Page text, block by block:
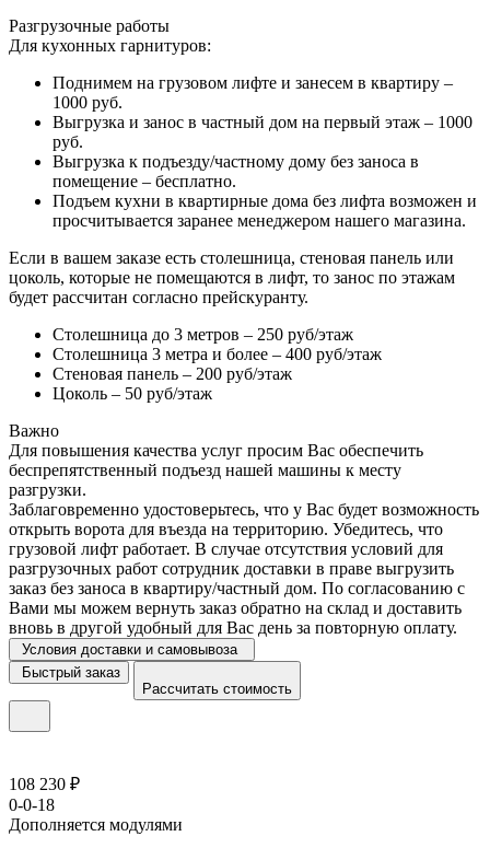
Разгрузочные работы
Для кухонных гарнитуров:
Поднимем на грузовом лифте и занесем в квартиру –
1000 руб.
Выгрузка и занос в частный дом на первый этаж – 1000
руб.
Выгрузка к подъезду/частному дому без заноса в
помещение – бесплатно.
Подъем кухни в квартирные дома без лифта возможен и
просчитывается заранее менеджером нашего магазина.
Если в вашем заказе есть столешница, стеновая панель или
цоколь, которые не помещаются в лифт, то занос по этажам
будет рассчитан согласно прейскуранту.
Столешница до 3 метров – 250 руб/этаж
Столешница 3 метра и более – 400 руб/этаж
Стеновая панель – 200 руб/этаж
Цоколь – 50 руб/этаж
Важно
Для повышения качества услуг просим Вас обеспечить
беспрепятственный подъезд нашей машины к месту
разгрузки.
Заблаговременно удостоверьтесь, что у Вас будет возможность
открыть ворота для въезда на территорию. Убедитесь, что
грузовой лифт работает. В случае отсутствия условий для
разгрузочных работ сотрудник доставки в праве выгрузить
заказ без заноса в квартиру/частный дом. По согласованию с
Вами мы можем вернуть заказ обратно на склад и доставить
вновь в другой удобный для Вас день за повторную оплату.
Условия доставки и самовывоза
Быстрый заказ
Рассчитать стоимость
108 230 ₽
0-0-18
Дополняется модулями